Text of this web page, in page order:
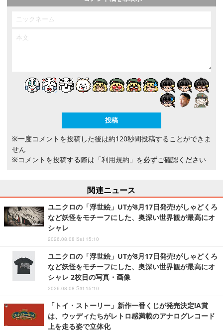
※一度コメントを投稿した後は約120秒間投稿することができま
せん
※コメントを投稿する際は 「利用規約」 を必ずご確認ください
関連ニュース
ユニクロの「浮世絵」UTが8月17日発売!がしゃどくろ
など妖怪をモチーフにした、奥深い世界観が最高にオ
シャレ
2026.08.08 Sat 15:10
ユニクロの「浮世絵」UTが8月17日発売!がしゃどくろ
など妖怪をモチーフにした、奥深い世界観が最高にオ
シャレ 2枚目の写真・画像
2026.08.08 Sat 15:10
「トイ・ストーリー」新作一番くじが発売決定!A賞
は、ウッディたちがレトロ感満載のアナログレコード
上を走る姿で立体化